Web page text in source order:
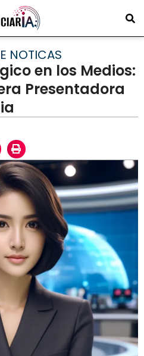
NOTICAS
en los Medios:
Presentadora